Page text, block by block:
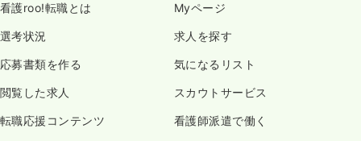
看護roo!転職とは Myページ
選考状況 求人を探す
応募書類を作る 気になるリスト
閲覧した求人 スカウトサービス
転職応援コンテンツ 看護師派遣で働く